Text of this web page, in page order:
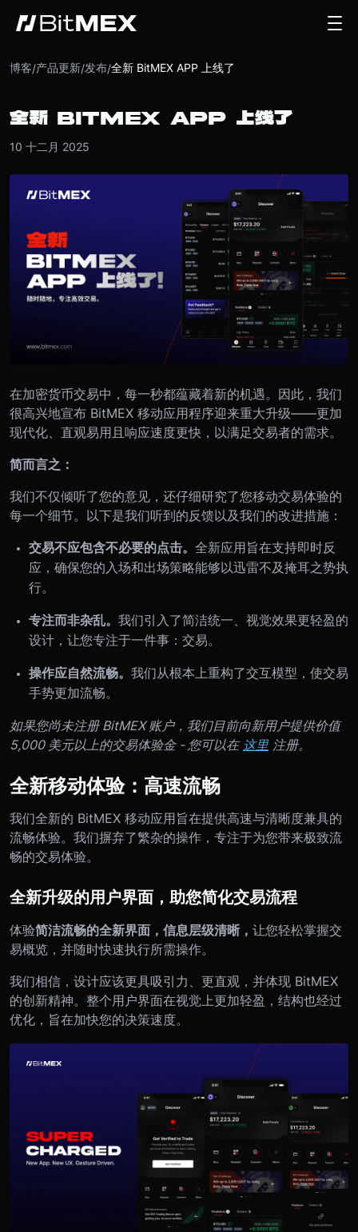
博客/产品更新/发布/全新 BitMEX APP 上线了
全新 BITMEX APP 上线了
10 十二月 2025
在加密货币交易中，每一秒都蕴藏着新的机遇。因此，我们
很高兴地宣布 BitMEX 移动应用程序迎来重大升级——更加
现代化、直观易用且响应速度更快，以满足交易者的需求。
简而言之：
我们不仅倾听了您的意见，还仔细研究了您移动交易体验的
每一个细节。以下是我们听到的反馈以及我们的改进措施：
交易不应包含不必要的点击。 全新应用旨在支持即时反
应，确保您的入场和出场策略能够以迅雷不及掩耳之势执
行。
专注而非杂乱。 我们引入了简洁统一、视觉效果更轻盈的
设计，让您专注于一件事：交易。
操作应自然流畅。 我们从根本上重构了交互模型，使交易
手势更加流畅。
如果您尚未注册 BitMEX 账户，我们目前向新用户提供价值
5,000 美元以上的交易体验金 - 您可以在 这里 注册。
全新移动体验：高速流畅
我们全新的 BitMEX 移动应用旨在提供高速与清晰度兼具的
流畅体验。我们摒弃了繁杂的操作，专注于为您带来极致流
畅的交易体验。
全新升级的用户界面，助您简化交易流程
体验简洁流畅的全新界面，信息层级清晰， 让您轻松掌握交
易概览，并随时快速执行所需操作。
我们相信，设计应该更具吸引力、更直观，并体现 BitMEX
的创新精神。整个用户界面在视觉上更加轻盈，结构也经过
优化，旨在加快您的决策速度。